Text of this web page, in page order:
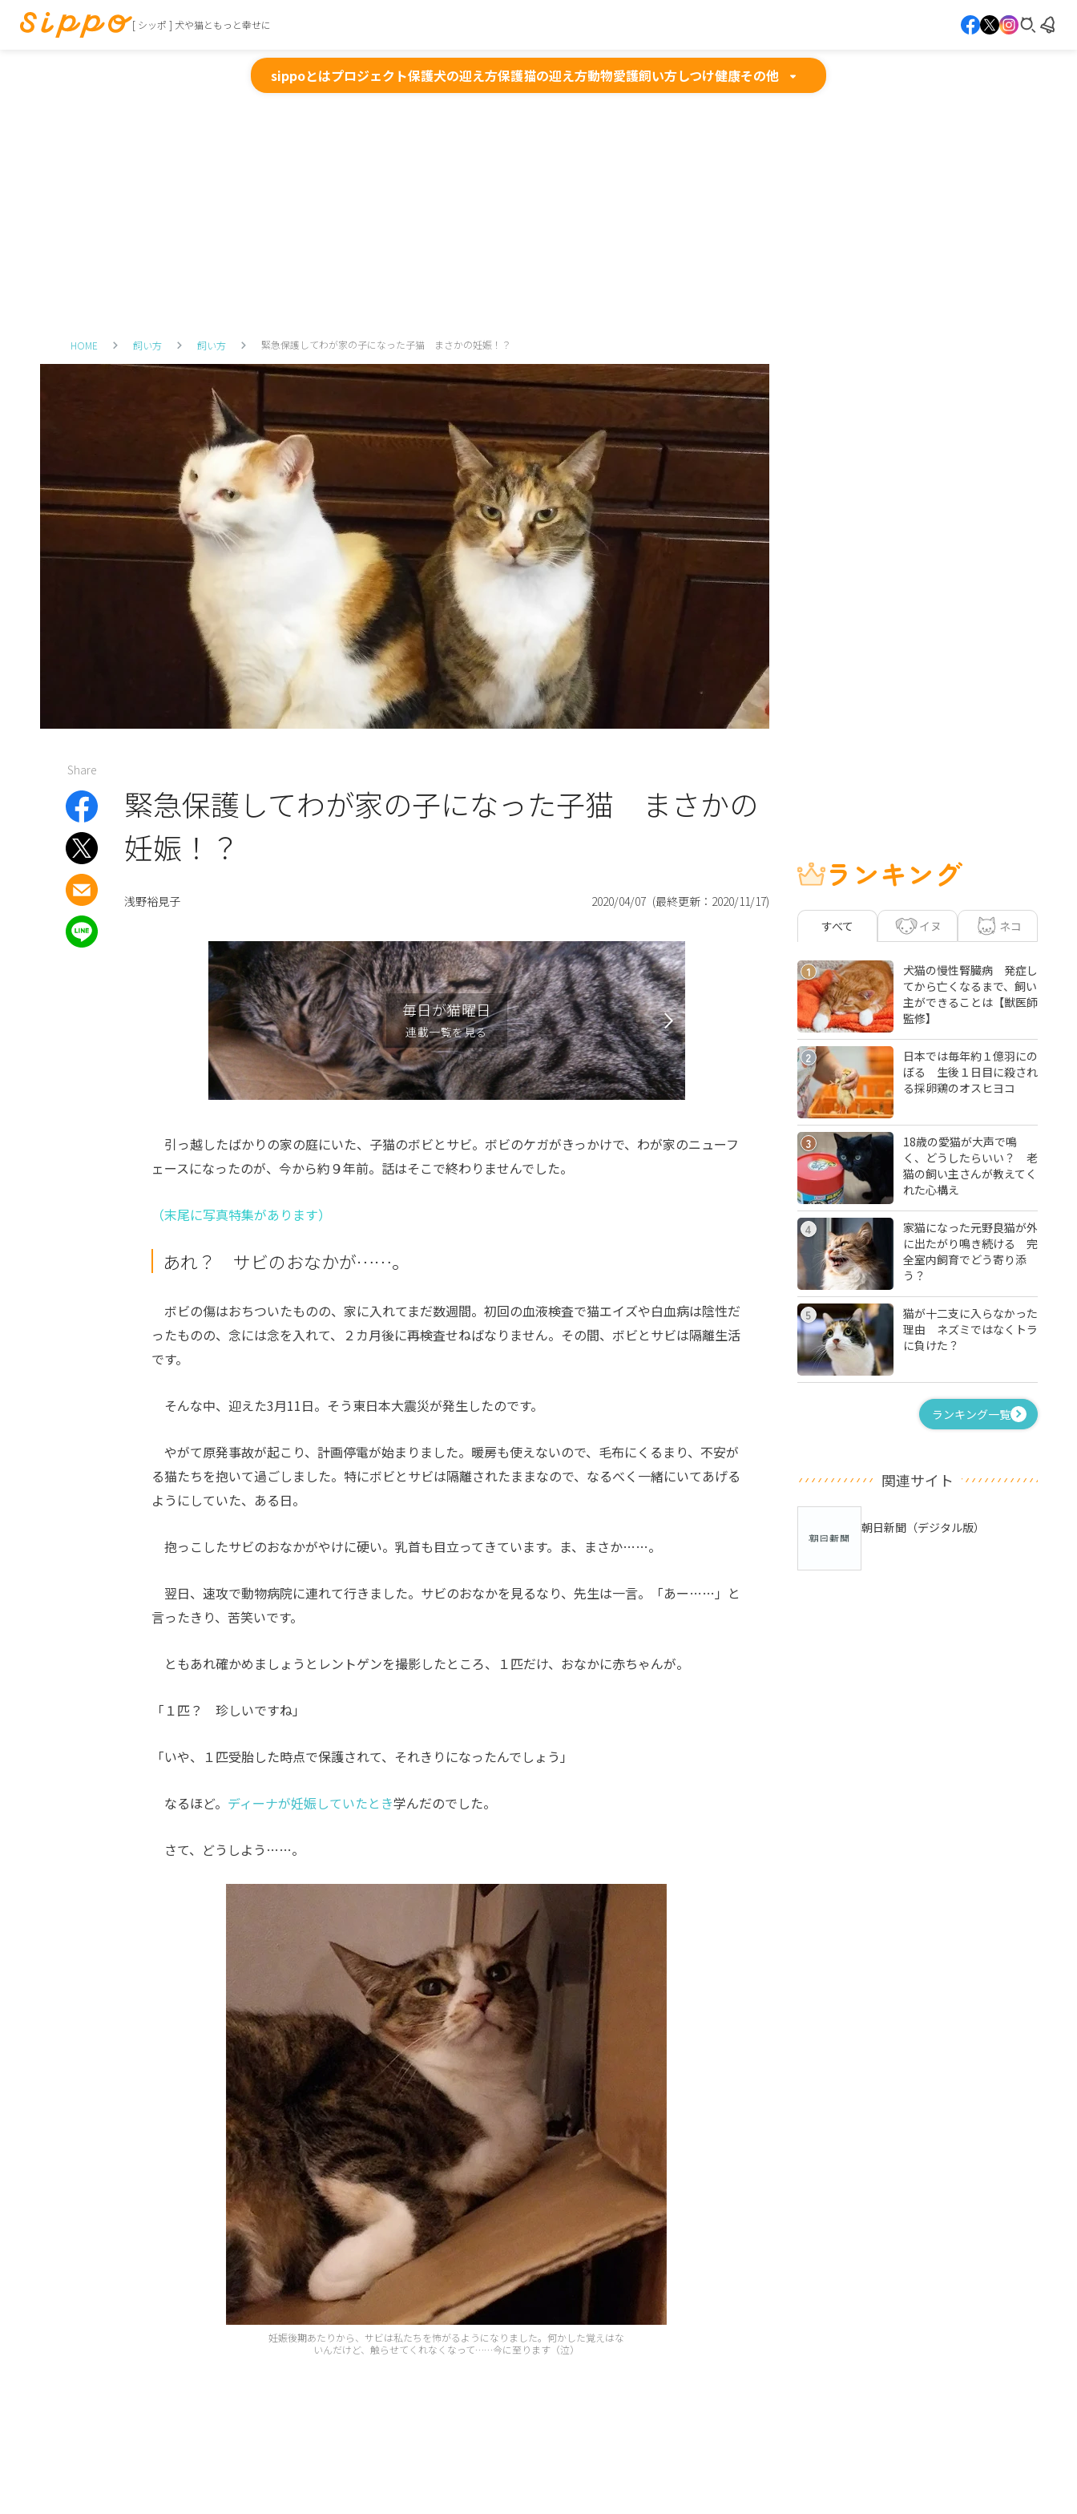
[ シッポ ] 犬や猫ともっと幸せに
sippoとはプロジェクト保護犬の迎え方保護猫の迎え方動物愛護飼い方しつけ健康その他
HOME 飼い方 飼い方 緊急保護してわが家の子になった子猫 まさかの妊娠！？
Share
緊急保護してわが家の子になった子猫 まさかの
妊娠！？
浅野裕見子 2020/04/07 (最終更新： 2020/11/17)
毎日が猫曜日
連載一覧を見る
引っ越したばかりの家の庭にいた、子猫のボビとサビ。ボビのケガがきっかけで、わが家のニューフ
ェースになったのが、今から約９年前。話はそこで終わりませんでした。
（末尾に写真特集があります）
あれ？ サビのおなかが……。
ボビの傷はおちついたものの、家に入れてまだ数週間。初回の血液検査で猫エイズや白血病は陰性だ
ったものの、念には念を入れて、２カ月後に再検査せねばなりません。その間、ボビとサビは隔離生活
です。
そんな中、迎えた3月11日。そう東日本大震災が発生したのです。
やがて原発事故が起こり、計画停電が始まりました。暖房も使えないので、毛布にくるまり、不安が
る猫たちを抱いて過ごしました。特にボビとサビは隔離されたままなので、なるべく一緒にいてあげる
ようにしていた、ある日。
抱っこしたサビのおなかがやけに硬い。乳首も目立ってきています。ま、まさか……。
翌日、速攻で動物病院に連れて行きました。サビのおなかを見るなり、先生は一言。「あー……」と
言ったきり、苦笑いです。
ともあれ確かめましょうとレントゲンを撮影したところ、１匹だけ、おなかに赤ちゃんが。
「１匹？ 珍しいですね」
「いや、１匹受胎した時点で保護されて、それきりになったんでしょう」
なるほど。 ディーナが妊娠していたとき学んだのでした。
さて、どうしよう……。
妊娠後期あたりから、サビは私たちを怖がるようになりました。何かした覚えはな
いんだけど、触らせてくれなくなって……今に至ります（泣）
ランキング
すべて イヌ ネコ
1
犬猫の慢性腎臓病 発症し
てから亡くなるまで、飼い
主ができることは【獣医師
監修】
2
日本では毎年約１億羽にの
ぼる 生後１日目に殺され
る採卵鶏のオスヒヨコ
3
18歳の愛猫が大声で鳴
く、どうしたらいい？ 老
猫の飼い主さんが教えてく
れた心構え
4
家猫になった元野良猫が外
に出たがり鳴き続ける 完
全室内飼育でどう寄り添
う？
5
猫が十二支に入らなかった
理由 ネズミではなくトラ
に負けた？
ランキング一覧
関連サイト
朝日新聞（デジタル版）